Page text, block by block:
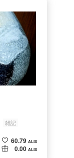
雑記
60.79 ALIS
0.00 ALIS